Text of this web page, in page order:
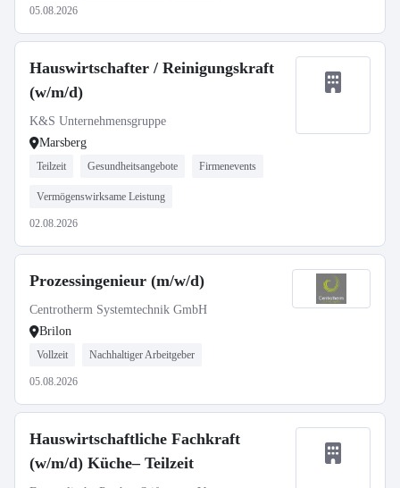
05.08.2026
Hauswirtschafter / Reinigungskraft
(w/m/d)
K&S Unternehmensgruppe
Marsberg
Teilzeit Gesundheitsangebote Firmenevents
Vermögenswirksame Leistung
02.08.2026
Prozessingenieur (m/w/d)
Centrotherm Systemtechnik GmbH
Brilon
Vollzeit Nachhaltiger Arbeitgeber
05.08.2026
Hauswirtschaftliche Fachkraft
(w/m/d) Küche– Teilzeit